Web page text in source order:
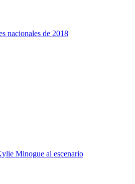
nacionales de 2018
Minogue al escenario